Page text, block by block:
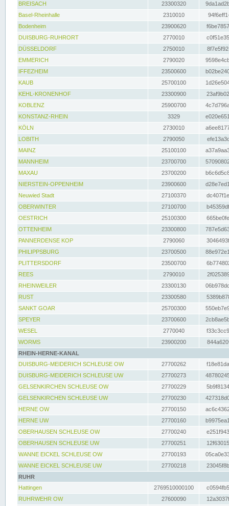
BREISACH
23300320
Basel-Rheinhalle
2310010
Bodenheim
23900620
DUISBURG-RUHRORT
2770010
DÜSSELDORF
2750010
EMMERICH
2790020
IFFEZHEIM
23500600
KAUB
25700100
KEHL-KRONENHOF
23300900
KOBLENZ
25900700
KONSTANZ-RHEIN
3329
KÖLN
2730010
LOBITH
2790050
MAINZ
25100100
MANNHEIM
23700700
MAXAU
23700200
NIERSTEIN-OPPENHEIM
23900600
Neuwied Stadt
27100370
OBERWINTER
27100700
OESTRICH
25100300
OTTENHEIM
23300800
PANNERDENSE KOP
2790060
PHILIPPSBURG
23700500
PLITTERSDORF
23500700
REES
2790010
RHEINWEILER
23300130
RUST
23300580
SANKT GOAR
25700300
SPEYER
23700600
WESEL
2770040
WORMS
23900200
RHEIN-HERNE-KANAL
DUISBURG-MEIDERICH SCHLEUSE OW
27700262
DUISBURG-MEIDERICH SCHLEUSE UW
27700273
GELSENKIRCHEN SCHLEUSE OW
27700229
GELSENKIRCHEN SCHLEUSE UW
27700230
HERNE OW
27700150
HERNE UW
27700160
OBERHAUSEN SCHLEUSE OW
27700240
OBERHAUSEN SCHLEUSE UW
27700251
WANNE EICKEL SCHLEUSE OW
27700193
WANNE EICKEL SCHLEUSE UW
27700218
RUHR
Hattingen
2769510000100
RUHRWEHR OW
27600090